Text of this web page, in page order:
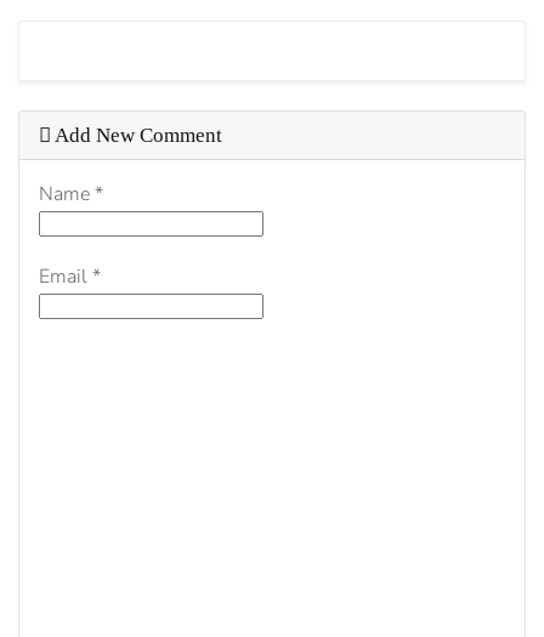
Add New Comment
Name*
Email*